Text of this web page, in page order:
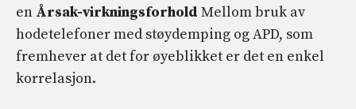
en Årsak-virkningsforhold Mellom bruk av
hodetelefoner med støydemping og APD, som
fremhever at det for øyeblikket er det en enkel
korrelasjon.